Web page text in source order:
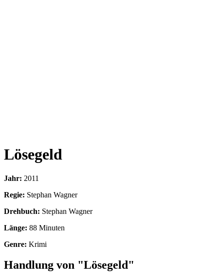
Lösegeld
Jahr: 2011
Regie: Stephan Wagner
Drehbuch: Stephan Wagner
Länge: 88 Minuten
Genre: Krimi
Handlung von "Lösegeld"